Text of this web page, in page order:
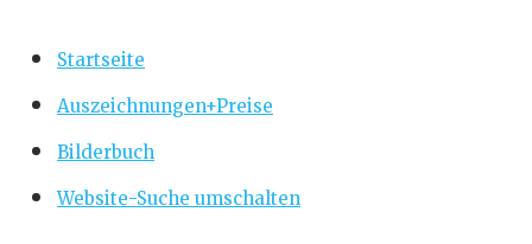
Startseite
Auszeichnungen+Preise
Bilderbuch
Website-Suche umschalten